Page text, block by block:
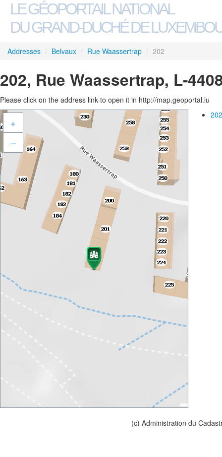
LE GÉOPORTAIL NATIONAL
DU GRAND-DUCHÉ DE
Addresses / Belvaux / Rue Waassertrap / 202
202, Rue Waassertrap, L-
Please click on the address link to open it in http://map.geoportal.lu
+
–
(c) Administration du